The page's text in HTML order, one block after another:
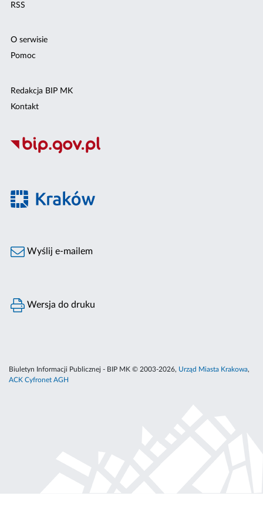
RSS
O serwisie
Pomoc
Redakcja BIP MK
Kontakt
Wyślij e-mailem
Wersja do druku
Biuletyn Informacji Publicznej - BIP MK © 2003-2026, Urząd Miasta Krakowa,
ACK Cyfronet AGH